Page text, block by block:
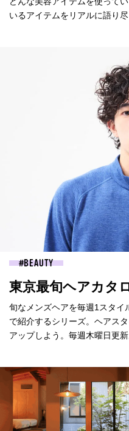
いるアイテムをリアルに語り
BEAUTY
東京最旬ヘアカタ
旬なメンズヘアを毎週1スタイ
で紹介するシリーズ。ヘアス
アップしよう。毎週木曜日更新